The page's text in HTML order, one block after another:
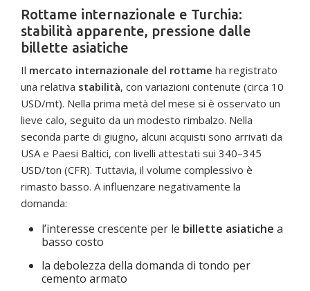
Rottame internazionale e Turchia:
stabilità apparente, pressione dalle
billette asiatiche
Il mercato internazionale del rottame ha registrato
una relativa stabilità, con variazioni contenute (circa 10
USD/mt). Nella prima metà del mese si è osservato un
lieve calo, seguito da un modesto rimbalzo. Nella
seconda parte di giugno, alcuni acquisti sono arrivati da
USA e Paesi Baltici, con livelli attestati sui 340–345
USD/ton (CFR). Tuttavia, il volume complessivo è
rimasto basso. A influenzare negativamente la
domanda:
l’interesse crescente per le billette asiatiche a
basso costo
la debolezza della domanda di tondo per
cemento armato